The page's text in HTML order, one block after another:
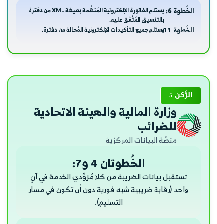
الخُطوة 6:
يستلم الفاتورة الإلكترونية المُنظَّمة بصيغة XML من دفترة
بالتنسيق المُتَّفَق عليه.
الخُطوة 11: يستلم جميع التأكيدات الإلكترونية المُحالة من دفترة.
وزارة المالية والهيئة الاتحادية
للضرائب
منصّة البيانات المركزية
الرُّكن 5
الخُطوتان 4 و7:
تستقبل بيانات الضريبة من كلا مُزوِّدي الخدمة في آنٍ
واحد (رقابة ضريبية شبه فورية دون أن تكون في مسار
التسليم).